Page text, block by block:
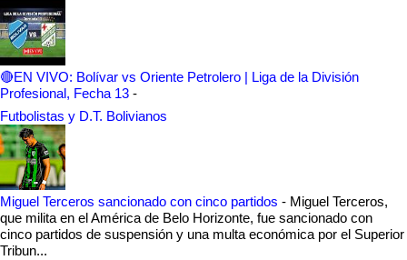
🔴EN VIVO: Bolívar vs Oriente Petrolero | Liga de la División
Profesional, Fecha 13 -
Futbolistas y D.T. Bolivianos
Miguel Terceros sancionado con cinco partidos - Miguel Terceros,
que milita en el América de Belo Horizonte, fue sancionado con
cinco partidos de suspensión y una multa económica por el Superior
Tribun...